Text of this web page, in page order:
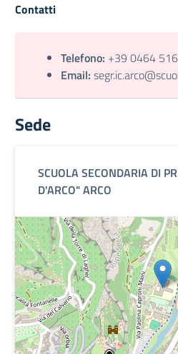
Contatti
Telefono: +39 0464
Email:
Sede
SCUOLA SECONDARIA DI
D'ARCO" ARCO